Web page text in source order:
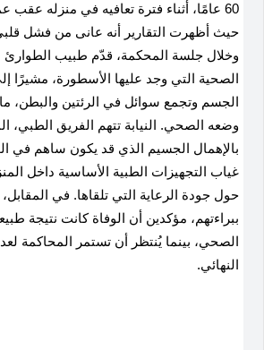
60 عامًا، أثناء فترة تعافيه في منزله عقب
حيث أظهرت التقارير أنه عانى من فشل
وخلال جلسة المحكمة، قدّم طبيب الطوارئ
الصحية التي وجد عليها الأسطورة، مشيرًا
الجسم وتجمع سوائل في الرئتين والبطن،
وضعه الصحي. النيابة تتهم الفريق
بالإهمال الجسيم الذي قد يكون ساهم في
غياب التجهيزات الطبية الأساسية داخل
حول جودة الرعاية التي تلقاها. في
ببراءتهم، مؤكدين أن الوفاة كانت نتيجة
الصحي، بينما يُنتظر أن تستمر المحاكمة
النهائي.